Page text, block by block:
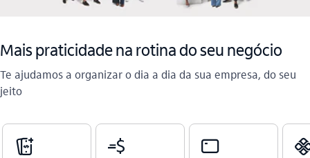
Mais praticidade na rotina do seu negócio
Te ajudamos a organizar o dia a dia da sua empresa, do seu
jeito​
credito_consignado_outline cobranca cartao_outline